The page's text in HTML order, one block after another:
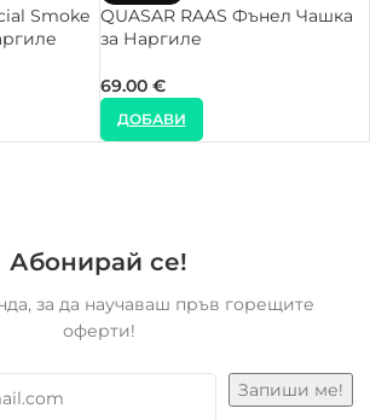
Smoke QUASAR RAAS Фънел Чашка
за Наргиле
69.00 €
ДОБАВИ
Абонирай се!
за да научаваш пръв горещите
оферти!